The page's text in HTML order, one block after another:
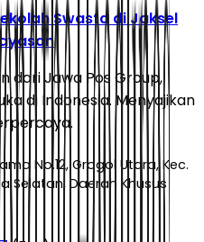
Swasta di Jaksel
dari Jawa Pos Group,
di Indonesia. Menyajikan
No.12, Grogol Utara, Kec.
Selatan, Daerah Khusus